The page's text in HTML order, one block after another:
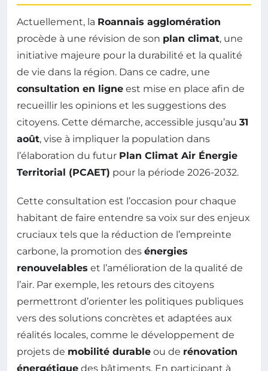
Actuellement, la Roannais agglomération
procède à une révision de son plan climat, une
initiative majeure pour la durabilité et la qualité
de vie dans la région. Dans ce cadre, une
consultation en ligne est mise en place afin de
recueillir les opinions et les suggestions des
citoyens. Cette démarche, accessible jusqu’au 31
août, vise à impliquer la population dans
l’élaboration du futur Plan Climat Air Énergie
Territorial (PCAET) pour la période 2026-2032.
Cette consultation est l’occasion pour chaque
habitant de faire entendre sa voix sur des enjeux
cruciaux tels que la réduction de l’empreinte
carbone, la promotion des énergies
renouvelables et l’amélioration de la qualité de
l’air. Par exemple, les retours des citoyens
permettront d’orienter les politiques publiques
vers des solutions concrètes et adaptées aux
réalités locales, comme le développement de
projets de mobilité durable ou de rénovation
énergétique des bâtiments. En participant à